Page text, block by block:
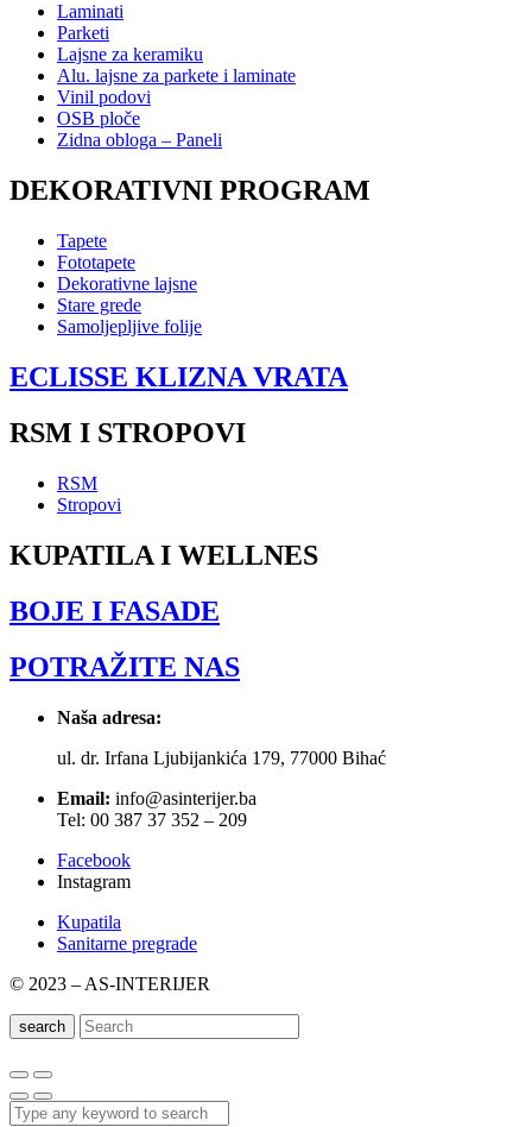
Laminati
Parketi
Lajsne za keramiku
Alu. lajsne za parkete i laminate
Vinil podovi
OSB ploče
Zidna obloga – Paneli
DEKORATIVNI PROGRAM
Tapete
Fototapete
Dekorativne lajsne
Stare grede
Samoljepljive folije
ECLISSE KLIZNA VRATA
RSM I STROPOVI
RSM
Stropovi
KUPATILA I WELLNES
BOJE I FASADE
POTRAŽITE NAS
Naša adresa:
ul. dr. Irfana Ljubijankića 179, 77000 Bihać
Email: info@asinterijer.ba
Tel: 00 387 37 352 – 209
Facebook
Instagram
Kupatila
Sanitarne pregrade
© 2023 – AS-INTERIJER
search